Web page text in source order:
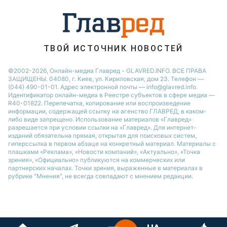
Кейт Миддлтон
Алла Пугачева
ТВОЙ ИСТОЧНИК НОВОСТЕЙ
©2002-2026, Онлайн-медиа Главред - GLAVRED.INFO. ВСЕ ПРАВА
ЗАЩИЩЕНЫ. 04080, г. Киев, ул. Кириловская, дом 23. Телефон —
(044) 490-01-01. Адрес электронной почты — info@glavred.info.
Идентификатор онлайн-медиа в Реестре cубъектов в сфере медиа —
R40-01822. Перепечатка, копирование или воспроизведение
информации, содержащей ссылку на агенство ГЛАВРЕД, в каком-
либо виде запрещено. Использование материалов «Главред»
разрешается при условии ссылки на «Главред». Для интернет-
изданий обязательна прямая, открытая для поисковых систем,
гиперссылка в первом абзаце на конкретный материал. Материалы с
плашками «Реклама», «Новости компаний», «Актуально», «Точка
зрения», «Официально» публикуются на коммерческих или
партнерских началах. Точки зрения, выраженные в материалах в
рубрике "Мнения", не всегда совпадают с мнением редакции.